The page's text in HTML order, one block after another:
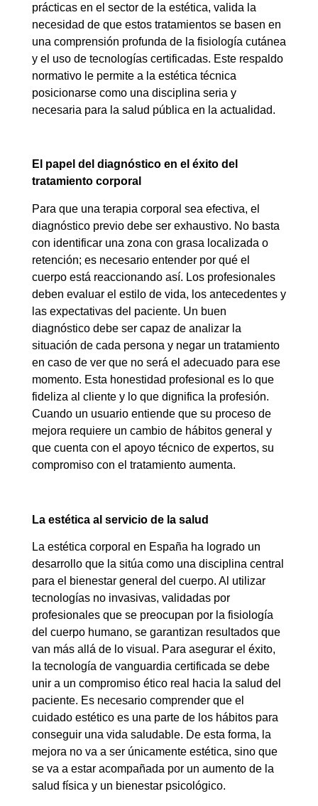
prácticas en el sector de la estética, valida la
necesidad de que estos tratamientos se basen en
una comprensión profunda de la fisiología cutánea
y el uso de tecnologías certificadas. Este respaldo
normativo le permite a la estética técnica
posicionarse como una disciplina seria y
necesaria para la salud pública en la actualidad.
El papel del diagnóstico en el éxito del
tratamiento corporal
Para que una terapia corporal sea efectiva, el
diagnóstico previo debe ser exhaustivo. No basta
con identificar una zona con grasa localizada o
retención; es necesario entender por qué el
cuerpo está reaccionando así. Los profesionales
deben evaluar el estilo de vida, los antecedentes y
las expectativas del paciente. Un buen
diagnóstico debe ser capaz de analizar la
situación de cada persona y negar un tratamiento
en caso de ver que no será el adecuado para ese
momento. Esta honestidad profesional es lo que
fideliza al cliente y lo que dignifica la profesión.
Cuando un usuario entiende que su proceso de
mejora requiere un cambio de hábitos general y
que cuenta con el apoyo técnico de expertos, su
compromiso con el tratamiento aumenta.
La estética al servicio de la salud
La estética corporal en España ha logrado un
desarrollo que la sitúa como una disciplina central
para el bienestar general del cuerpo. Al utilizar
tecnologías no invasivas, validadas por
profesionales que se preocupan por la fisiología
del cuerpo humano, se garantizan resultados que
van más allá de lo visual. Para asegurar el éxito,
la tecnología de vanguardia certificada se debe
unir a un compromiso ético real hacia la salud del
paciente. Es necesario comprender que el
cuidado estético es una parte de los hábitos para
conseguir una vida saludable. De esta forma, la
mejora no va a ser únicamente estética, sino que
se va a estar acompañada por un aumento de la
salud física y un bienestar psicológico.